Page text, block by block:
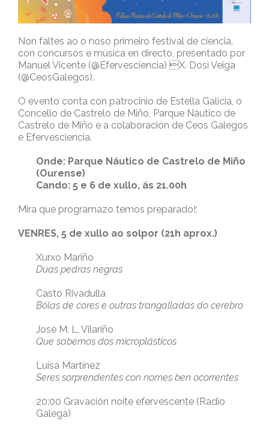
Non faltes ao o noso primeiro festival de ciencia,
con concursos e música en directo, presentado por
Manuel Vicente (@Efervesciencia) X. Dosi Veiga
(@CeosGalegos).
O evento conta con patrocinio de Estella Galicia, o
Concello de Castrelo de Miño, Parque Náutico de
Castrelo de Miño e a colaboración de Ceos Galegos
e Efervesciencia.
Onde: Parque Náutico de Castrelo de Miño
(Ourense)
Cando: 5 e 6 de xullo, ás 21.00h
Mira que programazo temos preparado!:
VENRES, 5 de xullo ao solpor (21h aprox.)
Xurxo Mariño
Dúas pedras negras
Casto Rivadulla
Bólas de cores e outras trangalladas do cerebro
José M. L. Vilariño
Que sabemos dos microplásticos
Luísa Martínez
Seres sorprendentes con nomes ben ocorrentes
20:00 Gravación noite efervescente (Radio
Galega)